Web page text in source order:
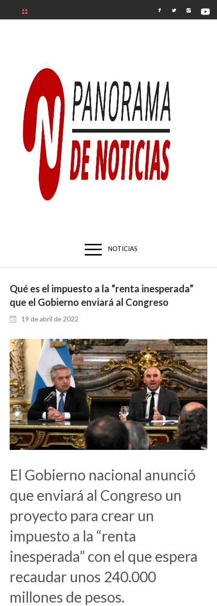
NOTICIAS
Qué es el impuesto a la “renta inesperada”
que el Gobierno enviará al Congreso
19 de abril de 2022
El Gobierno nacional anunció
que enviará al Congreso un
proyecto para crear un
impuesto a la “renta
inesperada” con el que espera
recaudar unos 240.000
millones de pesos.